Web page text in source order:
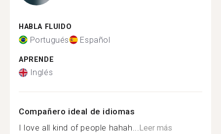
HABLA FLUIDO
Portugués Español
APRENDE
Inglés
Compañero ideal de idiomas
I love all kind of people hahah...Leer más